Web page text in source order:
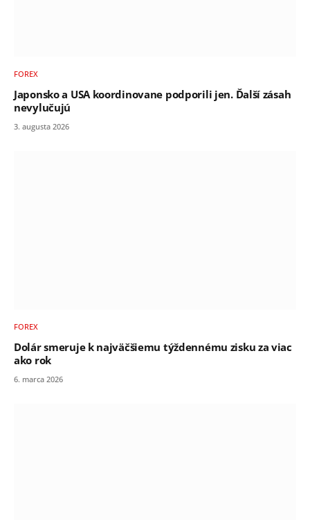
FOREX
Japonsko a USA koordinovane podporili jen. Ďalší zásah
nevylučujú
3. augusta 2026
FOREX
Dolár smeruje k najväčšiemu týždennému zisku za viac
ako rok
6. marca 2026